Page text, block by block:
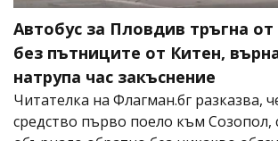
Автобус за Пловдив тръгна
без пътниците от Китен,
натрупа час закъснение
Читателка на Флагман.бг разказва,
средство първо поело към Созопол,